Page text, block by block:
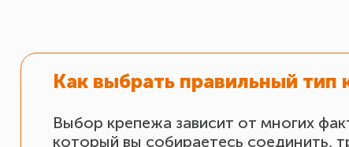
Как выбрать правильный тип
Выбор крепежа зависит от многих
который вы собираетесь соединить,